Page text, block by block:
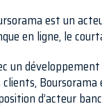
est un
en ligne, le
un
clients,
d’acteur